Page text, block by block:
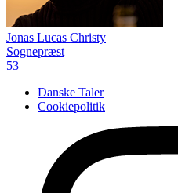
Jonas Lucas Christy
Sognepræst
53
Danske Taler
Cookiepolitik